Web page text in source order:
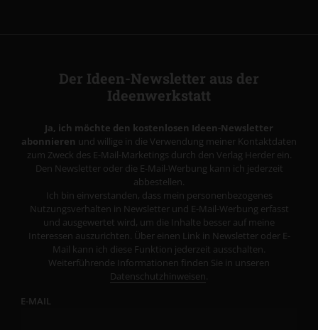
Der Ideen-Newsletter aus der
Ideenwerkstatt
Ja, ich möchte den kostenlosen Ideen-Newsletter
abonnieren und willige in die Verwendung meiner Kontaktdaten
zum Zweck des E-Mail-Marketings durch den Verlag Herder ein.
Den Newsletter oder die E-Mail-Werbung kann ich jederzeit
abbestellen.
Ich bin einverstanden, dass mein personenbezogenes
Nutzungsverhalten in Newsletter und E-Mail-Werbung erfasst
und ausgewertet wird, um die Inhalte besser auf meine
Interessen auszurichten. Über einen Link in Newsletter oder E-
Mail kann ich diese Funktion jederzeit ausschalten.
Weiterführende Informationen finden Sie in unseren
Datenschutzhinweisen
E-MAIL